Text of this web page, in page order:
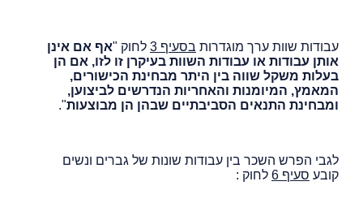
עבודות שוות ערך מוגדרות בסעיף 3 לחוק "אף אם אינן
אותן עבודות או עבודות השוות בעיקרן זו לזו, אם הן
בעלות משקל שווה בין היתר מבחינת הכישורים,
המאמץ, המיומנות והאחריות הנדרשים לביצוען,
ומבחינת התנאים הסביבתיים שבהן הן מבוצעות".
לגבי הפרש השכר בין עבודות שונות של גברים ונשים
קובע סעיף 6 לחוק :